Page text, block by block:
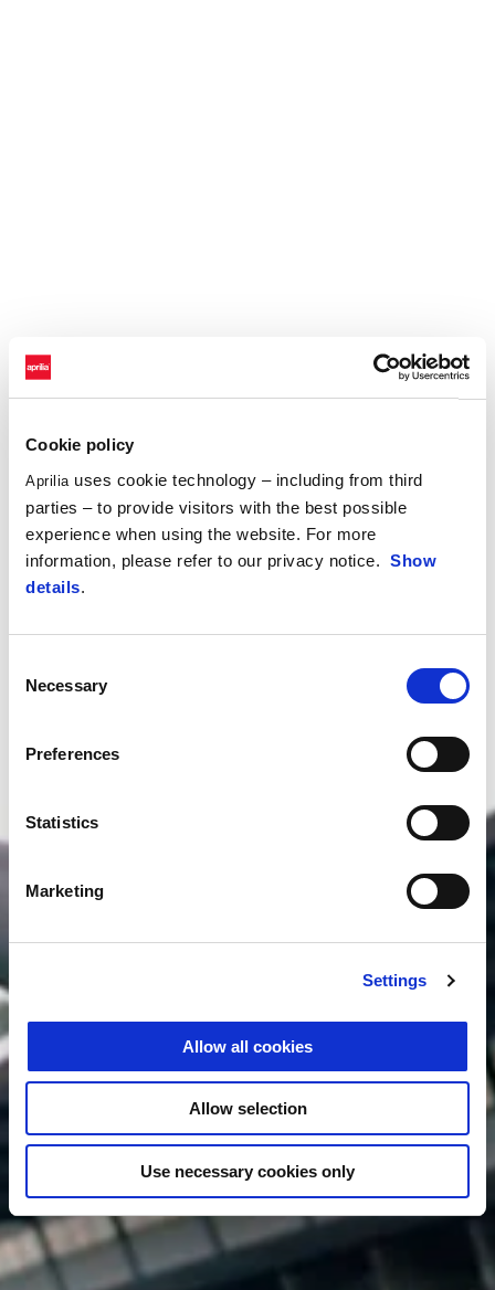
Cookie policy
Aprilia uses cookie technology – including from third
parties – to provide visitors with the best possible
experience when using the website. For more
information, please refer to our privacy notice. Show
details.
Selection
Necessary
Preferences
Statistics
Marketing
Settings
Allow all cookies
Allow selection
Use necessary cookies only